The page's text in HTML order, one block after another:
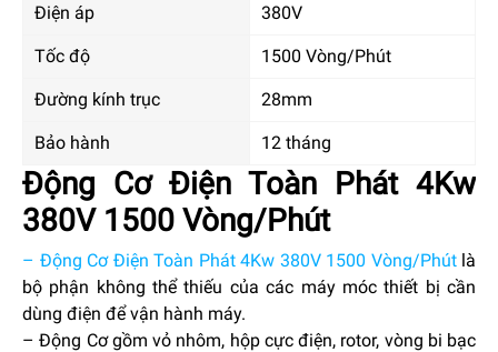
Điện áp 380V
Tốc độ 1500 Vòng/Phút
Đường kính trục 28mm
Bảo hành 12 tháng
Động Cơ Điện Toàn Phát 4Kw
380V 1500 Vòng/Phút
– Động Cơ Điện Toàn Phát 4Kw 380V 1500 Vòng/Phútlà
bộ phận không thể thiếu của các máy móc thiết bị cần
dùng điện để vận hành máy.
– Động Cơ gồm vỏ nhôm, hộp cực điện, rotor, vòng bi bạc